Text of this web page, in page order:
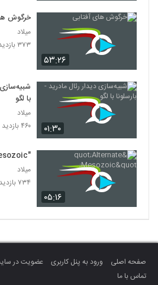
۵۳:۲۶
خرگوش
میلاد
۳۷۳ بازدید
۰۱:۳۰
شبیه‌سازی
با لگو
میلاد
۴۶۰ بازدید
۰۵:۱۶
"Alternate Mesozoic"
میلاد
۷۳۴ بازدید
صفحه اصلی ورود به پنل کاربری عضویت در
تماس با ما